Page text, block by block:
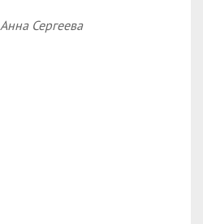
Анна Сергеева